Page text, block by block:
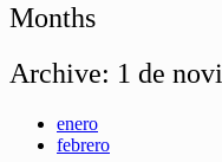
Months
Archive: 1 de
enero
febrero